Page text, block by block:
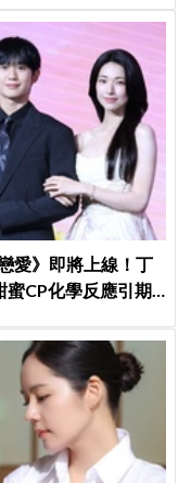
愛》即將上線！丁
蜜CP化學反應引期